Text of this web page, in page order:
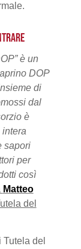
è un
DOP
di
dal
è
sapori
per
così
Matteo
del
del